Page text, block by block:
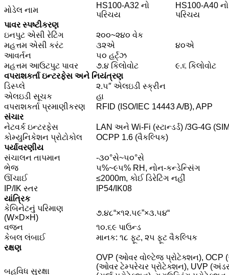
મોડેલ નામ
HS100-A32 નો
પરિચય
HS100-A40 નો
પરિચય
પાવર સ્પષ્ટીકરણ
ઇનપુટ એસી રેટિંગ
૨૦૦~૨૪૦ વેક
મહત્તમ એસી કરંટ
૩૨એ
૪૦એ
આવર્તન
૫૦ હર્ટ્ઝ
મહત્તમ આઉટપુટ પાવર
૭.૪ કિલોવોટ
૯.૬ કિલોવોટ
વપરાશકર્તા ઇન્ટરફેસ અને નિયંત્રણ
ડિસ્પ્લે
૨.૫″ એલઇડી સ્ક્રીન
એલઇડી સૂચક
હા
વપરાશકર્તા પ્રમાણીકરણ
RFID (ISO/IEC 14443 A/B), APP
સંચાર
નેટવર્ક ઇન્ટરફેસ
LAN અને Wi-Fi (સ્ટાન્ડર્ડ) /3G-4G
કોમ્યુનિકેશન પ્રોટોકોલ
OCPP 1.6 (વૈકલ્પિક)
પર્યાવરણીય
સંચાલન તાપમાન
-૩૦°સે~૫૦°સે
ભેજ
૫%~૯૫% RH, નોન-કન્ડેન્સિંગ
ઊંચાઈ
≤2000m, કોઈ ડિરેટિંગ નહીં
IP/IK સ્તર
IP54/IK08
યાંત્રિક
કેબિનેટનું પરિમાણ
(W×D×H)
૭.૪૮“×૧૨.૫૯”×૩.૫૪“
વજન
૧૦.૬૯ પાઉન્ડ
કેબલ લંબાઈ
માનક: ૧૮ ફૂટ, ૨૫ ફૂટ વૈકલ્પિક
રક્ષણ
બહુવિધ સુરક્ષા
OVP (ઓવર વોલ્ટેજ પ્રોટેક્શન), OCP
(ઓવર ટેમ્પરેચર પ્રોટેક્શન), UVP